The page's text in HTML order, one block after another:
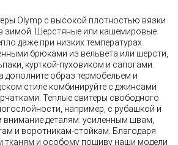
Olymp с высокой плотностью вязки
зимой. Шерстяные или кашемировые
даже при низких температурах.
брюками из вельвета или шерсти,
курткой-пуховиком и сапогами.
дополните образ термобельем и
стиле комбинируйте с джинсами
Теплые свитеры свободного
например, с рубашкой и
деталям: усиленным швам,
и воротникам-стойкам. Благодаря
тканям и особому пошиву наши модели